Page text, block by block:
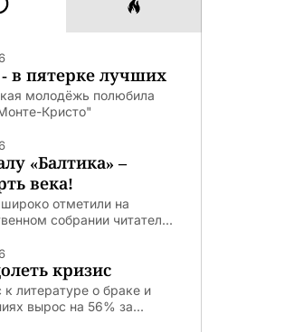
в пятерке лучших
молодёжь полюбила
Кристо"
«Балтика» –
века!
отметили на
собрании читател...
кризис
к литературе о браке и
вырос на 56% за...